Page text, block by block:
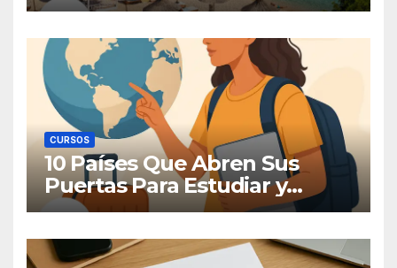
competitivos y contrata a
CURSOS
10 Países Que Abren Sus
Puertas Para Estudiar y
Trabajar